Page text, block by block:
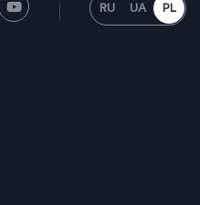
RU UA PL